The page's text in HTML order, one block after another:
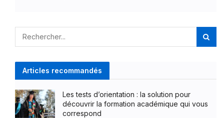
Articles recommandés
Les tests d’orientation : la solution pour
découvrir la formation académique qui vous
correspond